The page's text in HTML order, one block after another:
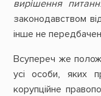
вирішення
законодавством
інше не
Всупереч же
усі особи, яких
корупційне